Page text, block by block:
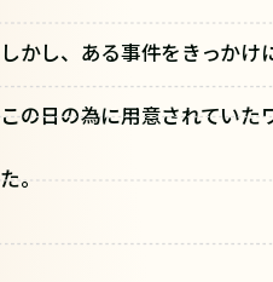
しかし、ある事件をきっかけ
この日の為に用意されていた
た。